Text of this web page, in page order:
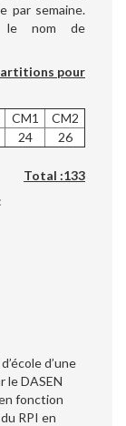
par semaine.
le nom de
pour
CM1
CM2
24 26
Total :133
d’une
le DASEN
fonction
RPI en